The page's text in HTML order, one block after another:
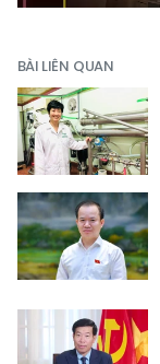
BÀI LIÊN QUAN